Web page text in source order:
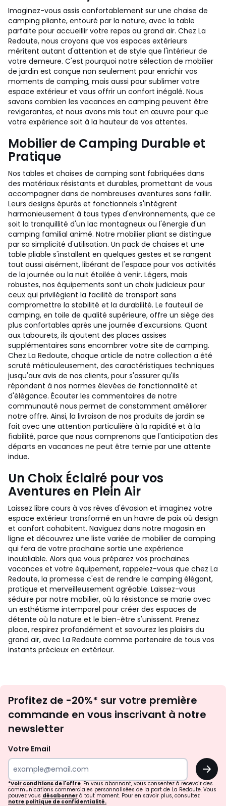
Imaginez-vous assis confortablement sur une chaise de
camping pliante, entouré par la nature, avec la table
parfaite pour accueillir votre repas au grand air. Chez La
Redoute, nous croyons que vos espaces extérieurs
méritent autant d'attention et de style que l'intérieur de
votre demeure. C'est pourquoi notre sélection de mobilier
de jardin est conçue non seulement pour enrichir vos
moments de camping, mais aussi pour sublimer votre
espace extérieur et vous offrir un confort inégalé. Nous
savons combien les vacances en camping peuvent être
revigorantes, et nous avons mis tout en œuvre pour que
votre expérience soit à la hauteur de vos attentes.
Mobilier de Camping Durable et
Pratique
Nos tables et chaises de camping sont fabriquées dans
des matériaux résistants et durables, promettant de vous
accompagner dans de nombreuses aventures sans faillir.
Leurs designs épurés et fonctionnels s'intègrent
harmonieusement à tous types d'environnements, que ce
soit la tranquillité d'un lac montagneux ou l'énergie d'un
camping familial animé. Notre mobilier pliant se distingue
par sa simplicité d'utilisation. Un pack de chaises et une
table pliable s'installent en quelques gestes et se rangent
tout aussi aisément, libérant de l'espace pour vos activités
de la journée ou la nuit étoilée à venir. Légers, mais
robustes, nos équipements sont un choix judicieux pour
ceux qui privilégient la facilité de transport sans
compromettre la stabilité et la durabilité. Le fauteuil de
camping, en toile de qualité supérieure, offre un siège des
plus confortables après une journée d'excursions. Quant
aux tabourets, ils ajoutent des places assises
supplémentaires sans encombrer votre site de camping.
Chez La Redoute, chaque article de notre collection a été
scruté méticuleusement, des caractéristiques techniques
jusqu'aux avis de nos clients, pour s'assurer qu'ils
répondent à nos normes élevées de fonctionnalité et
d'élégance. Écouter les commentaires de notre
communauté nous permet de constamment améliorer
notre offre. Ainsi, la livraison de nos produits de jardin se
fait avec une attention particulière à la rapidité et à la
fiabilité, parce que nous comprenons que l'anticipation des
départs en vacances ne peut être ternie par une attente
indue.
Un Choix Éclairé pour vos
Aventures en Plein Air
Laissez libre cours à vos rêves d'évasion et imaginez votre
espace extérieur transformé en un havre de paix où design
et confort cohabitent. Naviguez dans notre magasin en
ligne et découvrez une liste variée de mobilier de camping
qui fera de votre prochaine sortie une expérience
inoubliable. Alors que vous préparez vos prochaines
vacances et votre équipement, rappelez-vous que chez La
Redoute, la promesse c'est de rendre le camping élégant,
pratique et merveilleusement agréable. Laissez-vous
séduire par notre mobilier, où la résistance se marie avec
un esthétisme intemporel pour créer des espaces de
détente où la nature et le bien-être s'unissent. Prenez
place, respirez profondément et savourez les plaisirs du
grand air, avec La Redoute comme partenaire de tous vos
instants précieux en extérieur.
newsletter
Profitez de -20%* sur votre première
commande en vous inscrivant à notre
newsletter
Votre Email
OK
*Voir conditions de l'offre. En vous abonnant, vous consentez à recevoir des
communications commerciales personnalisées de la part de La Redoute. Vous
pouvez vous désabonner à tout moment. Pour en savoir plus, consultez
notre politique de confidentialité.